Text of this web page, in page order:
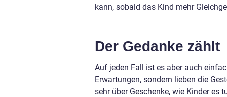
kann, sobald das Kind mehr
Der Gedanke zählt
Auf jeden Fall ist es aber auch
Erwartungen, sondern lieben die
sehr über Geschenke, wie Kinder es